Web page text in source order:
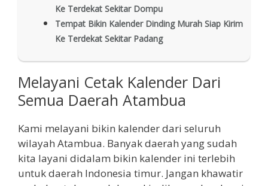
Ke Terdekat Sekitar Dompu
Tempat Bikin Kalender Dinding Murah Siap Kirim
Ke Terdekat Sekitar Padang
Melayani Cetak Kalender Dari
Semua Daerah Atambua
Kami melayani bikin kalender dari seluruh
wilayah Atambua. Banyak daerah yang sudah
kita layani didalam bikin kalender ini terlebih
untuk daerah Indonesia timur. Jangan khawatir